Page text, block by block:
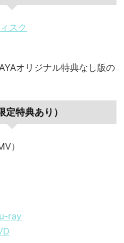
スク
オリジナル特典なし版の
定特典あり）
）
ray